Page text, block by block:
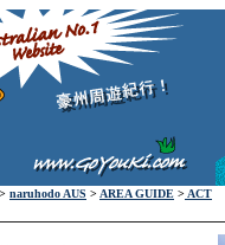
naruhodo AUS > AREA GUIDE > ACT